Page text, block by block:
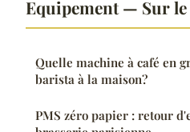
Equipement — Sur le
Quelle machine à café en
barista à la maison?
PMS zéro papier : retour